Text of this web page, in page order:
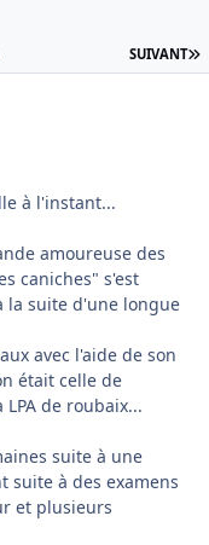
SUIVANT
à l'instant...
amoureuse des
caniches" s'est
la suite d'une longue
avec l'aide de son
était celle de
de roubaix...
suite à une
suite à des examens
et plusieurs